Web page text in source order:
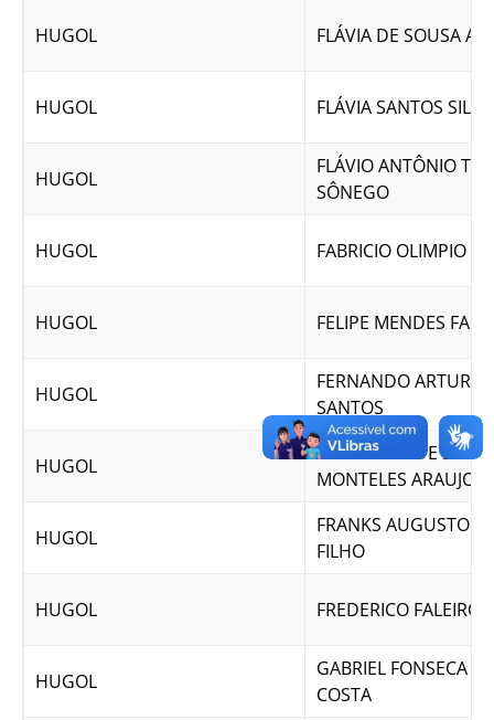
HUGOL FLÁVIA DE SOUSA
HUGOL FLÁVIA SANTOS
HUGOL
FLÁVIO ANTÔNIO
SÔNEGO
HUGOL FABRICIO OLIMPIO
HUGOL FELIPE MENDES
HUGOL
FERNANDO ARTUR
SANTOS
HUGOL
FRANCISCO DE
MONTELES ARAUJO
HUGOL
FRANKS AUGUSTO
FILHO
HUGOL FREDERICO FALEIRO
HUGOL
GABRIEL FONSECA
COSTA